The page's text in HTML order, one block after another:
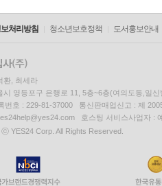
처리방침 청소년보호정책 도서홍보안내
환, 최세라
시 영등포구 은행로 11, 5층~6층(여의도동,일신
번호 : 229-81-37000 통신판매업신고 : 제
호스팅 서비스사업자 :
YES24 Corp. All Rights Reserved.